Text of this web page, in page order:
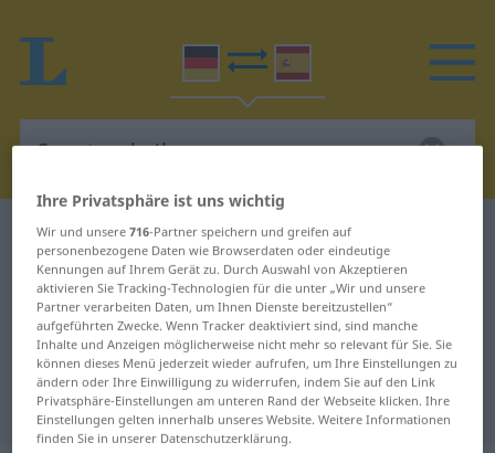
Deutsch-Spanisch Wörterbuch Sonntagsbeilage
Deutsch-Spanisch Übersetzung für
"Sonntagsbeilage"
"Sonntagsbeilage" Spanisch
Übersetzung
Ihre Privatsphäre ist uns wichtig
Wir und unsere716-Partner speichern und greifen auf
personenbezogene Daten wie Browserdaten oder eindeutige
Kennungen auf Ihrem Gerät zu. Durch Auswahl von Akzeptieren
aktivieren Sie Tracking-Technologien für die unter „Wir und unsere
Partner verarbeiten Daten, um Ihnen Dienste bereitzustellen“
aufgeführten Zwecke. Wenn Tracker deaktiviert sind, sind manche
Inhalte und Anzeigen möglicherweise nicht mehr so relevant für Sie. Sie
können dieses Menü jederzeit wieder aufrufen, um Ihre Einstellungen zu
ändern oder Ihre Einwilligung zu widerrufen, indem Sie auf den Link
Privatsphäre-Einstellungen am unteren Rand der Webseite klicken. Ihre
Einstellungen gelten innerhalb unseres Website. Weitere Informationen
finden Sie in unserer Datenschutzerklärung.